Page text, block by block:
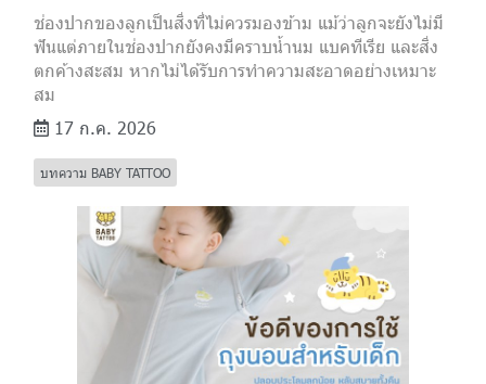
ช่องปากของลูกเป็นสิ่งที่ไม่ควรมองข้าม แม้ว่าลูกจะยังไม่มี
ฟันแต่ภายในช่องปากยังคงมีคราบน้ำนม แบคทีเรีย และสิ่ง
ตกค้างสะสม หากไม่ได้รับการทำความสะอาดอย่างเหมาะ
สม
17 ก.ค. 2026
บทความ BABY TATTOO